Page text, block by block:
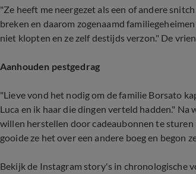
"Ze heeft me neergezet als een of andere
breken en daarom zogenaamd
niet klopten en ze zelf destijds verzon." De
Aanhouden pestgedrag
"Lieve vond het nodig om de familie Borsato
Luca en ik haar die dingen verteld hadden."
willen herstellen door cadeaubonnen te sturen
gooide ze het over een andere boeg en begon
Bekijk de Instagram story's in chronologische